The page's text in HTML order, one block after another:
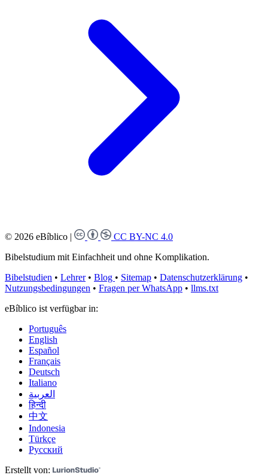
© 2026 eBíblico |
CC BY-NC 4.0
Bibelstudium mit Einfachheit und ohne Komplikation.
Bibelstudien • Lehrer • Blog • Sitemap • Datenschutzerklärung •
Nutzungsbedingungen • Fragen per WhatsApp • llms.txt
eBíblico ist verfügbar in:
Português
English
Español
Français
Deutsch
Italiano
العربية
हिन्दी
中文
Indonesia
Türkçe
Русский
Erstellt von: